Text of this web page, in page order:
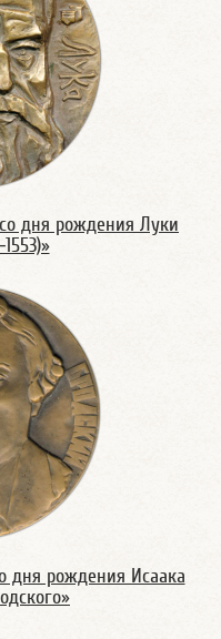
дня рождения Луки
дня рождения Исаака